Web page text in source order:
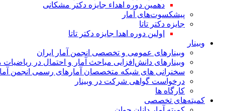
دهمین دوره اهداء جایزه دکتر مشکانی
پیشکسوت‌های آمار
جایزه دکتر تاتا
اولین دوره اهدا جایزه دکتر تاتا
وبینار
وبینارهای عمومی و تخصصی انجمن آمار ایران
وبینارهای دانش‌افزایی مباحث آمار و احتمال در
سخنرانی های شبکه متخصصان آمارهای رسمی انجمن
درخواست گواهی شرکت در وبینار
کارگاه ها
کمیته‌های تخصصی